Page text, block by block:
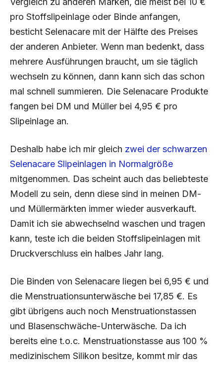
pro Stoffslipeinlage oder Binde anfangen,
besticht Selenacare mit der Hälfte des Preises
der anderen Anbieter. Wenn man bedenkt, dass
mehrere Ausführungen braucht, um sie täglich
wechseln zu können, dann kann sich das schon
mal schnell summieren. Die Selenacare Produkte
fangen bei DM und Müller bei 4,95 € pro
Slipeinlage an.
Deshalb habe ich mir gleich zwei der schwarzen
Selenacare Slipeinlagen in Normalgröße
mitgenommen. Das scheint auch das beliebteste
Modell zu sein, denn diese sind in meinen DM-
und Müllermärkten immer wieder ausverkauft.
Damit ich sie abwechselnd waschen und tragen
kann, teste ich die beiden Stoffslipeinlagen mit
Druckverschluss ein halbes Jahr lang.
Die Binden von Selenacare liegen bei 6,95 € und
die Menstruationsunterwäsche bei 17,85 €. Es
gibt übrigens auch noch Menstruationstassen
und Blasenschwäche-Unterwäsche. Da ich
bereits eine t.o.c. Menstruationstasse aus 100 %
medizinischem Silikon besitze, kommt mir das